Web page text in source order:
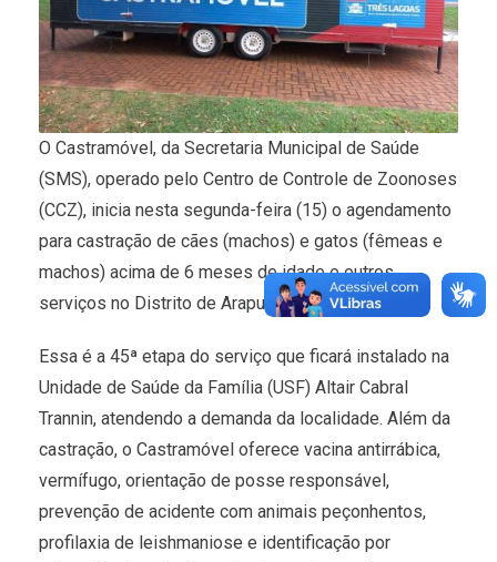
O Castramóvel, da Secretaria Municipal de Saúde
(SMS), operado pelo Centro de Controle de Zoonoses
(CCZ), inicia nesta segunda-feira (15) o agendamento
para castração de cães (machos) e gatos (fêmeas e
machos) acima de 6 meses de idade e outros
serviços no Distrito de Arapuá.
Essa é a 45ª etapa do serviço que ficará instalado na
Unidade de Saúde da Família (USF) Altair Cabral
Trannin, atendendo a demanda da localidade. Além da
castração, o Castramóvel oferece vacina antirrábica,
vermífugo, orientação de posse responsável,
prevenção de acidente com animais peçonhentos,
profilaxia de leishmaniose e identificação por